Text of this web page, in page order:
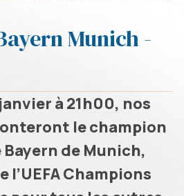
Munich -
à 21h00, nos
le champion
Bayern de Munich,
l’UEFA Champions